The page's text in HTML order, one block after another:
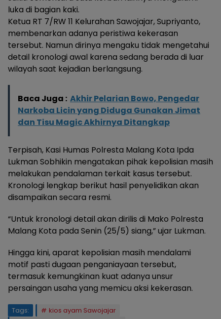
luka di bagian kaki.
Ketua RT 7/RW 11 Kelurahan Sawojajar, Supriyanto,
membenarkan adanya peristiwa kekerasan
tersebut. Namun dirinya mengaku tidak mengetahui
detail kronologi awal karena sedang berada di luar
wilayah saat kejadian berlangsung.
Baca Juga : Akhir Pelarian Bowo, Pengedar
Narkoba Licin yang Diduga Gunakan Jimat
dan Tisu Magic Akhirnya Ditangkap
Terpisah, Kasi Humas Polresta Malang Kota Ipda
Lukman Sobhikin mengatakan pihak kepolisian masih
melakukan pendalaman terkait kasus tersebut.
Kronologi lengkap berikut hasil penyelidikan akan
disampaikan secara resmi.
“Untuk kronologi detail akan dirilis di Mako Polresta
Malang Kota pada Senin (25/5) siang,” ujar Lukman.
Hingga kini, aparat kepolisian masih mendalami
motif pasti dugaan penganiayaan tersebut,
termasuk kemungkinan kuat adanya unsur
persaingan usaha yang memicu aksi kekerasan.
Tags:
kios ayam Sawojajar